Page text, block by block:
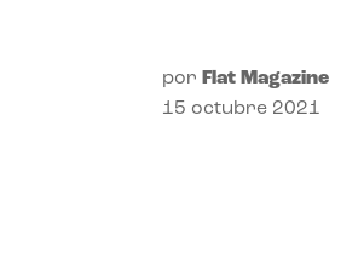
por Flat Magazine
15 octubre 2021